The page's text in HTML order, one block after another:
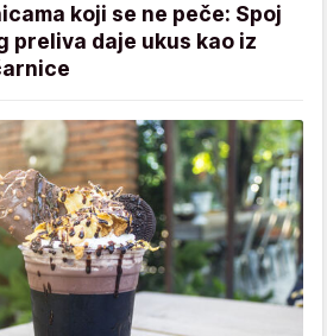
koji se ne peče: Spoj
preliva daje ukus kao iz